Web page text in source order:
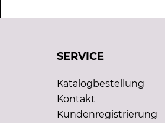
SERVICE
Katalogbestellung
Kontakt
Kundenregistrierung